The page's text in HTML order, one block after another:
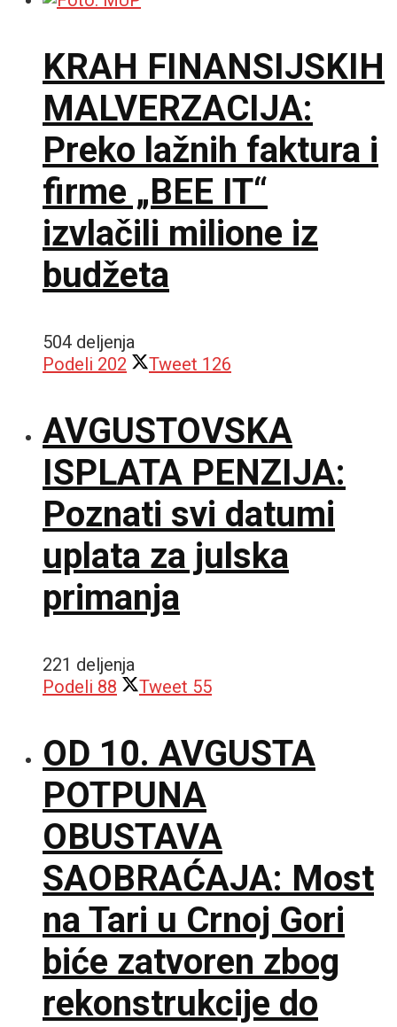
KRAH FINANSIJSKIH
MALVERZACIJA:
Preko lažnih faktura i
firme „BEE IT“
izvlačili milione iz
budžeta
504 deljenja
Podeli 202 Tweet 126
AVGUSTOVSKA
ISPLATA PENZIJA:
Poznati svi datumi
uplata za julska
primanja
221 deljenja
Podeli 88 Tweet 55
OD 10. AVGUSTA
POTPUNA
OBUSTAVA
SAOBRAĆAJA: Most
na Tari u Crnoj Gori
biće zatvoren zbog
rekonstrukcije do